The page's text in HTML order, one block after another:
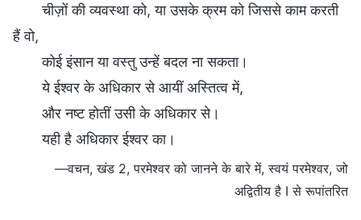
चीज़ों की व्यवस्था को, या उसके क्रम को जिससे काम करती
हैं वो,
कोई इंसान या वस्तु उन्हें बदल ना सकता।
ये ईश्वर के अधिकार से आयीं अस्तित्व में,
और नष्ट होतीं उसी के अधिकार से।
यही है अधिकार ईश्वर का।
—वचन, खंड 2, परमेश्वर को जानने के बारे में, स्वयं परमेश्वर, जो
अद्वितीय है I से रूपांतरित